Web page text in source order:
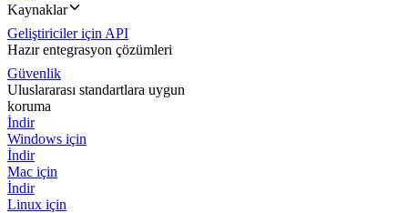
Kaynaklar
Geliştiriciler için API
Hazır entegrasyon çözümleri
Güvenlik
Uluslararası standartlara uygun
koruma
İndir
Windows için
İndir
Mac için
İndir
Linux için